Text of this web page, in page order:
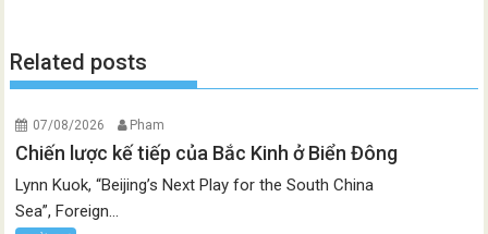
Related posts
07/08/2026 Pham
Chiến lược kế tiếp của Bắc Kinh ở Biển Đông
Lynn Kuok, “Beijing’s Next Play for the South China
Sea”, Foreign...